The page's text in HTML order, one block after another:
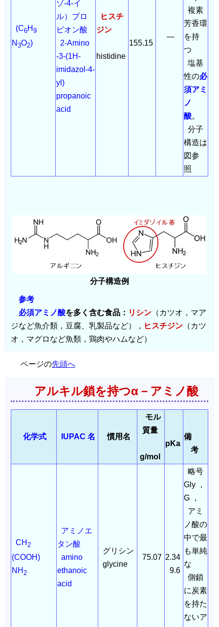
(C6H 9
N 3O2)
ゾ-4-イ
ル）プロ
ピオン酸
2-Amino
-3-(1H-
imidazol-4-
yl)
propanoic
acid
ヒスチ
ジン
histidine
155.15
―
複素
芳香環
を持
つ
塩基
性の必
須アミ
ノ
酸。
分子
構造は
図参
照
分子構造例
参考
必須アミノ酸を多く含む食品： リシン （カツオ，マア
ジなど魚介類，豆腐、乳製品など）， ヒスチジン （カツ
オ，マグロなど魚類，鶏肉やハムなど）
ページの先頭へ
アルキル鎖を持つα－アミノ酸
化学式 IUPAC 名 慣用名
モル
質量
g/mol
pKa
備
考
CH 2
(COOH)
NH 2
アミノエ
タン酸
amino
ethanoic
acid
グリシン
glycine
75.07 2.34
9.6
略号
Gly ，
G ，
アミ
ノ酸の
中で最
も単純
な
側鎖
に炭素
を持た
ないア